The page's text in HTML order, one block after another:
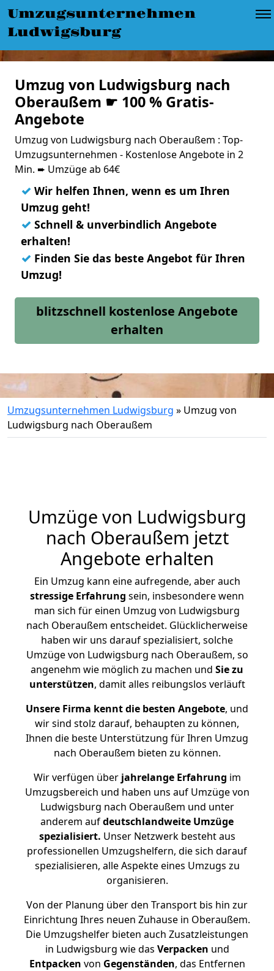
Umzugsunternehmen
Ludwigsburg
Umzug von Ludwigsburg nach
Oberaußem ☛ 100 % Gratis-
Angebote
Umzug von Ludwigsburg nach Oberaußem : Top-
Umzugsunternehmen - Kostenlose Angebote in 2
Min. ➨ Umzüge ab 64€
✓ Wir helfen Ihnen, wenn es um Ihren
Umzug geht!
✓ Schnell & unverbindlich Angebote
erhalten!
✓ Finden Sie das beste Angebot für Ihren
Umzug!
blitzschnell kostenlose Angebote
erhalten
Umzugsunternehmen Ludwigsburg » Umzug von
Ludwigsburg nach Oberaußem
Umzüge von Ludwigsburg
nach Oberaußem jetzt
Angebote erhalten
Ein Umzug kann eine aufregende, aber auch
stressige Erfahrung sein, insbesondere wenn
man sich für einen Umzug von Ludwigsburg
nach Oberaußem entscheidet. Glücklicherweise
haben wir uns darauf spezialisiert, solche
Umzüge von Ludwigsburg nach Oberaußem, so
angenehm wie möglich zu machen und Sie zu
unterstützen, damit alles reibungslos verläuft
Unsere Firma kennt die besten Angebote, und
wir sind stolz darauf, behaupten zu können,
Ihnen die beste Unterstützung für Ihren Umzug
nach Oberaußem bieten zu können.
Wir verfügen überjahrelange Erfahrung im
Umzugsbereich und haben uns auf Umzüge von
Ludwigsburg nach Oberaußem und unter
anderem aufdeutschlandweite Umzüge
spezialisiert. Unser Netzwerk besteht aus
professionellen Umzugshelfern, die sich darauf
spezialisieren, alle Aspekte eines Umzugs zu
organisieren.
Von der Planung über den Transport bis hin zur
Einrichtung Ihres neuen Zuhause in Oberaußem.
Die Umzugshelfer bieten auch Zusatzleistungen
in Ludwigsburg wie das Verpacken und
Entpacken von Gegenständen, das Entfernen